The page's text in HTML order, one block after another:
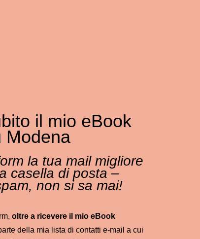
il mio eBook
Modena
la tua mail migliore
casella di posta –
non si sa mai!
oltre a ricevere il mio eBook
della mia lista di contatti e-mail a cui